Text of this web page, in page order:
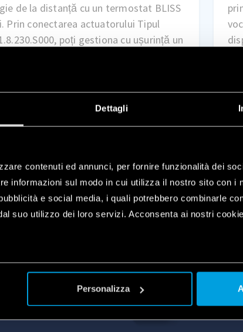
Dettagli
contenuti ed annunci, per fornire funzionalità dei
informazioni sul modo in cui utilizza il nostro sito con i
e social media, i quali potrebbero combinarle
suo utilizzo dei loro servizi. Acconsenta ai nostri
Personalizza
aplicației sau prin comenzi
pentru a porni/opri iluminatul sau alte
cum ar fi aparatele de încălzire.
de
jaluzelelor,